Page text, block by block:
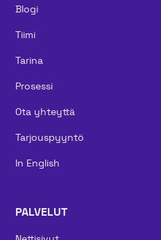
Blogi
Tiimi
Tarina
Prosessi
Ota yhteyttä
Tarjouspyyntö
In English
PALVELUT